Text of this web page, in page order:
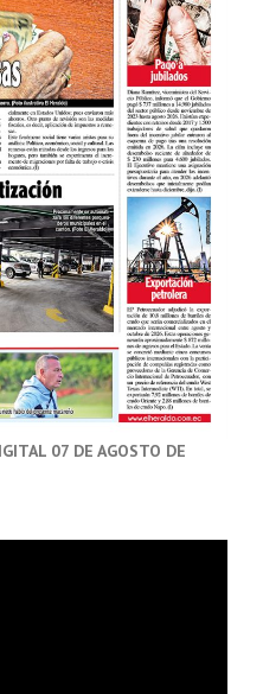
07 DE AGOSTO DE